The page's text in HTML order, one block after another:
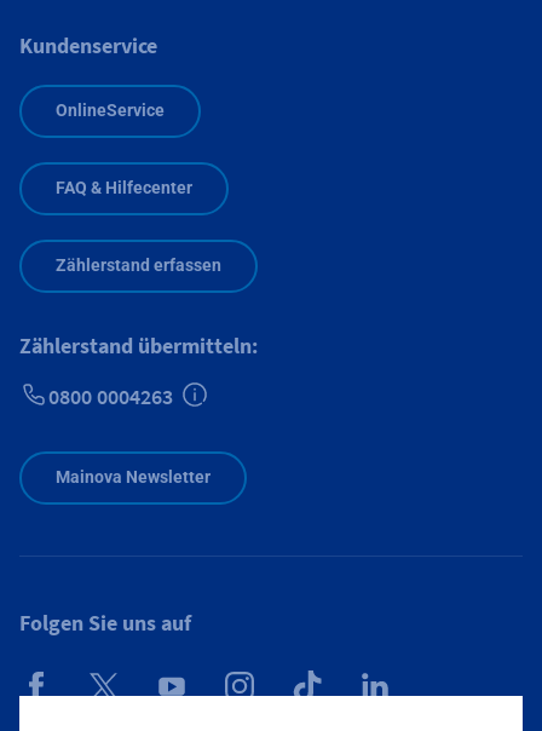
Kundenservice
OnlineService
FAQ & Hilfecenter
Zählerstand erfassen
Zählerstand übermitteln:
0800 0004263
Mainova Newsletter
Folgen Sie uns auf